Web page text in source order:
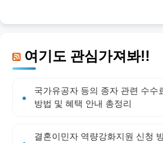
여기도 관심가져봐!!
국가유공자 등의 종자 관련 수수
방법 및 혜택 안내 총정리
결혼이민자 역량강화지원 신청